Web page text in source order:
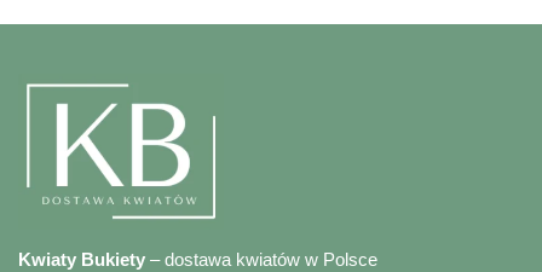
Kwiaty Bukiety – dostawa kwiatów w Polsce